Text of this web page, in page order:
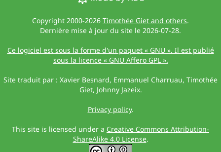
Copyright 2000-2026 Timothée Giet and others.
Dernière mise à jour du site le 2026-07-28.
Ce logiciel est sous la forme d'un paquet « GNU ». Il est publié
sous la licence « GNU Affero GPL ».
Site traduit par : Xavier Besnard, Emmanuel Charruau, Timothée
Giet, Johnny Jazeix.
Privacy policy.
This site is licensed under a Creative Commons Attribution-
ShareAlike 4.0 License.